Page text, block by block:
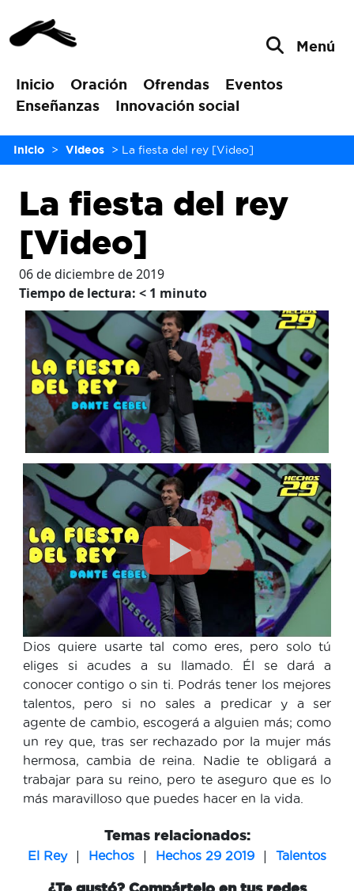
Inicio Oración Ofrendas
Eventos
Enseñanzas
Innovación social
Menú
Inicio > Videos > La fiesta del rey [Video]
La fiesta del rey
[Video]
06 de diciembre de 2019
Tiempo de lectura: < 1 minuto
Dios quiere usarte tal como eres, pero solo tú
eliges si acudes a su llamado. Él se dará a
conocer contigo o sin ti. Podrás tener los mejores
talentos, pero si no sales a predicar y a ser
agente de cambio, escogerá a alguien más; como
un rey que, tras ser rechazado por la mujer más
hermosa, cambia de reina. Nadie te obligará a
trabajar para su reino, pero te aseguro que es lo
más maravilloso que puedes hacer en la vida.
Temas relacionados:
El Rey | Hechos | Hechos 29 2019 | Talentos